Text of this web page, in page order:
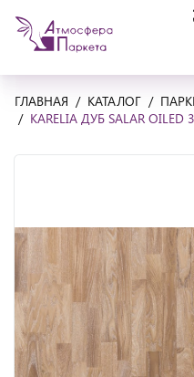
На
главную
ГЛАВНАЯ КАТАЛОГ
KARELIA ДУБ SALAR OILED